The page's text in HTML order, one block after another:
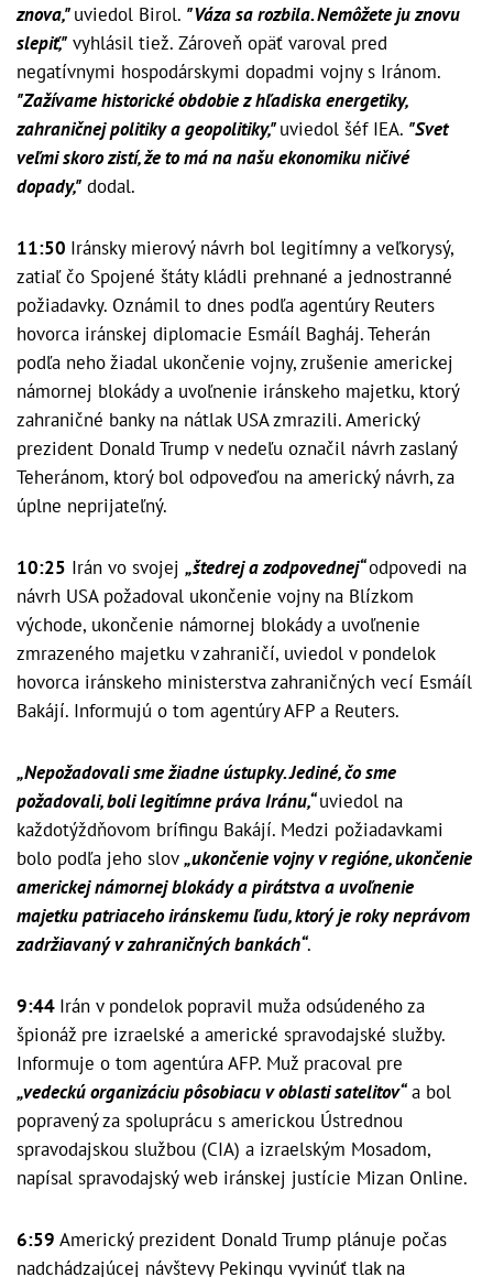
znova,"uviedol Birol. "Váza sa rozbila. Nemôžete ju znovu
slepiť," vyhlásil tiež. Zároveň opäť varoval pred
negatívnymi hospodárskymi dopadmi vojny s Iránom.
"Zažívame historické obdobie z hľadiska energetiky,
zahraničnej politiky a geopolitiky,"uviedol šéf IEA. "Svet
veľmi skoro zistí, že to má na našu ekonomiku ničivé
dopady," dodal.
11:50 Iránsky mierový návrh bol legitímny a veľkorysý,
zatiaľ čo Spojené štáty kládli prehnané a jednostranné
požiadavky. Oznámil to dnes podľa agentúry Reuters
hovorca iránskej diplomacie Esmáíl Bagháj. Teherán
podľa neho žiadal ukončenie vojny, zrušenie americkej
námornej blokády a uvoľnenie iránskeho majetku, ktorý
zahraničné banky na nátlak USA zmrazili. Americký
prezident Donald Trump v nedeľu označil návrh zaslaný
Teheránom, ktorý bol odpoveďou na americký návrh, za
úplne neprijateľný.
10:25 Irán vo svojej „štedrej a zodpovednej“odpovedi na
návrh USA požadoval ukončenie vojny na Blízkom
východe, ukončenie námornej blokády a uvoľnenie
zmrazeného majetku v zahraničí, uviedol v pondelok
hovorca iránskeho ministerstva zahraničných vecí Esmáíl
Bakájí. Informujú o tom agentúry AFP a Reuters.
„Nepožadovali sme žiadne ústupky. Jediné, čo sme
požadovali, boli legitímne práva Iránu,“uviedol na
každotýždňovom brífingu Bakájí. Medzi požiadavkami
bolo podľa jeho slov„ukončenie vojny v regióne, ukončenie
americkej námornej blokády a pirátstva a uvoľnenie
majetku patriaceho iránskemu ľudu, ktorý je roky neprávom
zadržiavaný v zahraničných bankách“.
9:44 Irán v pondelok popravil muža odsúdeného za
špionáž pre izraelské a americké spravodajské služby.
Informuje o tom agentúra AFP. Muž pracoval pre
„vedeckú organizáciu pôsobiacu v oblasti satelitov“a bol
popravený za spoluprácu s americkou Ústrednou
spravodajskou službou (CIA) a izraelským Mosadom,
napísal spravodajský web iránskej justície Mizan Online.
6:59 Americký prezident Donald Trump plánuje počas
nadchádzajúcej návštevy Pekingu vyvinúť tlak na